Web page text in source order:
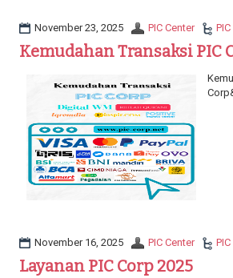
t
o
November 23, 2025 PIC Center
Kemudahan Transaksi PIC
November 16, 2025 PIC Center
Layanan PIC Corp 2025